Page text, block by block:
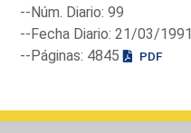
--Núm. Diario: 99
--Fecha Diario: 21/03/1991
--Páginas: 4845
PDF